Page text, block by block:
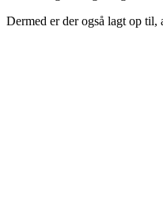
Dermed er der også lagt op